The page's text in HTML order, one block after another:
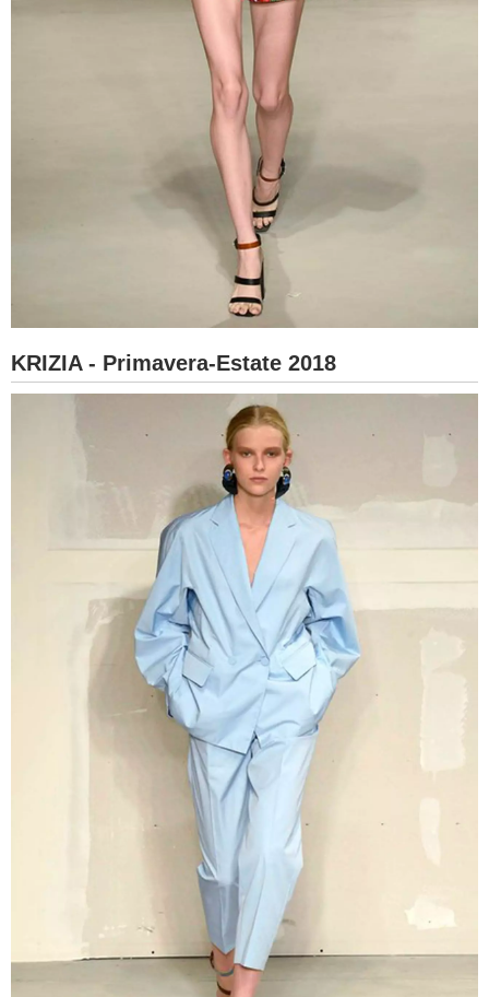
KRIZIA - Primavera-Estate 2018